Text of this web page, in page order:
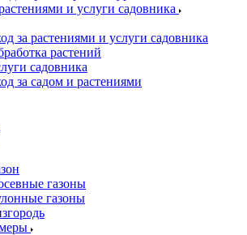
и услуги садовника
за растениями и услуги садовника
растений
садовника
за садом и растениями
газоны
газоны